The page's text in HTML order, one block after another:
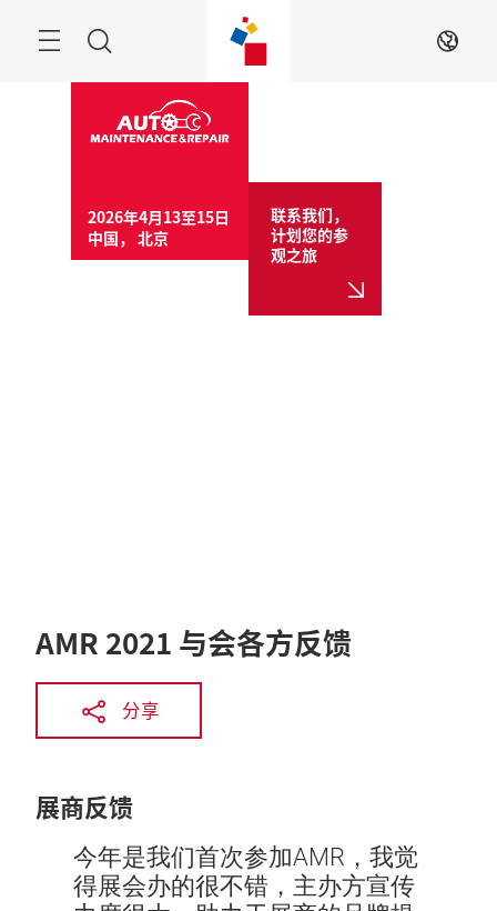
菜
ZH
2026年4月13至15日
中国， 北京
联系我们，
计划您的参
观之旅
AMR 2021 与会各方反馈
分享
展商反馈
今年是我们首次参加AMR，我觉
得展会办的很不错，主办方宣传